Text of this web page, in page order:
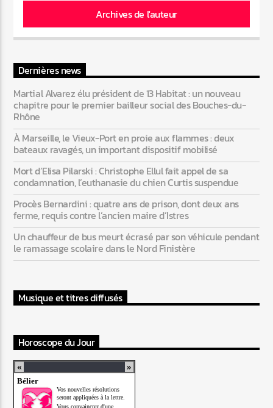
Archives de l'auteur
Dernières news
Martial Alvarez élu président de 13 Habitat : un nouveau
chapitre pour le premier bailleur social des Bouches-du-
Rhône
À Marseille, le Vieux-Port en proie aux flammes : deux
bateaux ravagés, un important dispositif mobilisé
Mort d’Elisa Pilarski : Christophe Ellul fait appel de sa
condamnation, l’euthanasie du chien Curtis suspendue
Procès Bernardini : quatre ans de prison, dont deux ans
ferme, requis contre l’ancien maire d’Istres
Un chauffeur de bus meurt écrasé par son véhicule pendant
le ramassage scolaire dans le Nord Finistère
Musique et titres diffusés
Horoscope du Jour